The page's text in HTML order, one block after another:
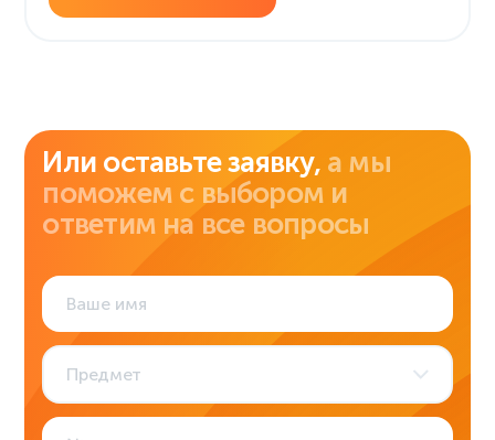
Или оставьте заявку, а мы
поможем с выбором и
ответим на все вопросы
Предмет